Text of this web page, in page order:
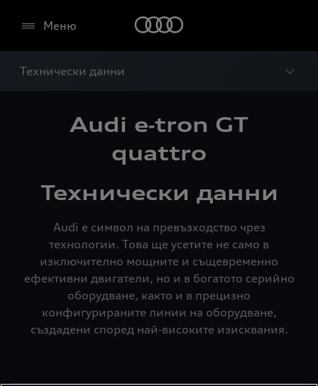
Меню
Технически данни
Audi e‑tron GT
quattro
Технически данни
Audi е символ на превъзходство чрез
технологии. Това ще усетите не само в
изключително мощните и същевременно
ефективни двигатели, но и в богатото серийно
оборудване, както и в прецизно
конфигурираните линии на оборудване,
създадени според най‑високите изисквания.